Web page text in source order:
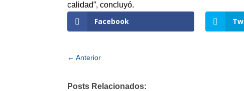
calidad”, concluyó.
Facebook
←Anterior
Posts Relacionados: